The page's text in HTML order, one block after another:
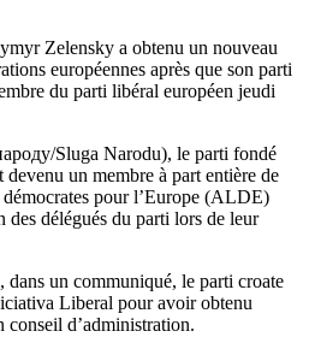
Zelensky a obtenu un nouveau
européennes après que son parti
du parti libéral européen jeudi
Sluga Narodu), le parti fondé
un membre à part entière de
pour l’Europe (ALDE)
des délégués du parti lors de leur
un communiqué, le parti croate
Liberal pour avoir obtenu
conseil d’administration.